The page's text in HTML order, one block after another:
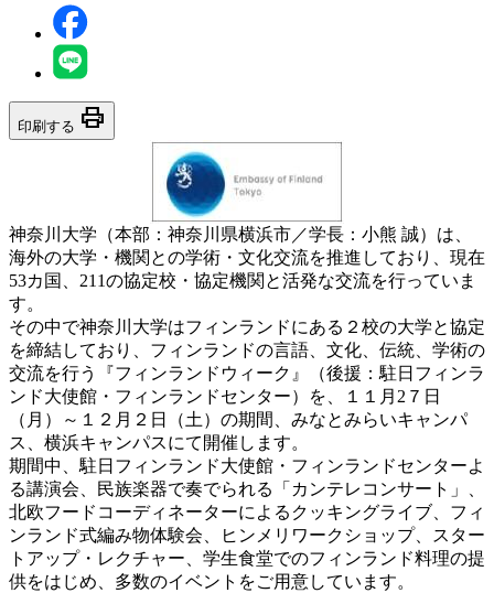
印刷する print
神奈川大学（本部：神奈川県横浜市／学長：小熊 誠）は、
海外の大学・機関との学術・文化交流を推進しており、現在
53カ国、211の協定校・協定機関と活発な交流を行っていま
す。
その中で神奈川大学はフィンランドにある２校の大学と協定
を締結しており、フィンランドの言語、文化、伝統、学術の
交流を行う『フィンランドウィーク』（後援：駐日フィンラ
ンド大使館・フィンランドセンター）を、１１月2７日
（月）～１２月２日（土）の期間、みなとみらいキャンパ
ス、横浜キャンパスにて開催します。
期間中、駐日フィンランド大使館・フィンランドセンターよ
る講演会、民族楽器で奏でられる「カンテレコンサート」、
北欧フードコーディネーターによるクッキングライブ、フィ
ンランド式編み物体験会、ヒンメリワークショップ、スター
トアップ・レクチャー、学生食堂でのフィンランド料理の提
供をはじめ、多数のイベントをご用意しています。